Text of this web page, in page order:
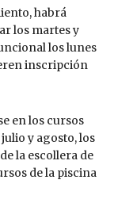
habrá
los martes y
los lunes
inscripción
en los cursos
y agosto, los
la escollera de
de la piscina